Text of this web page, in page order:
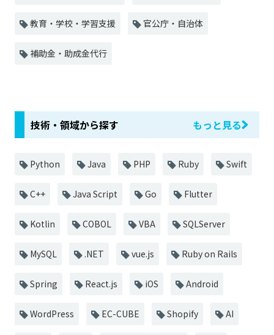
教育・学校・学習支援 官公庁・自治体
補助金・助成金代行
技術・領域から探す もっと見る
Python Java PHP Ruby Swift
C++ Java Script Go Flutter
Kotlin COBOL VBA SQLServer
MySQL .NET vue.js Ruby on Rails
Spring React.js iOS Android
WordPress EC-CUBE Shopify AI